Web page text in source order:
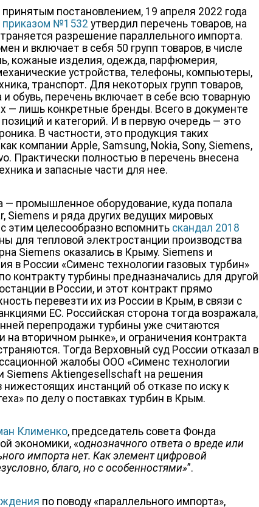
принятым постановлением, 19 апреля 2022 года
приказом №1532 утвердил перечень товаров, на
разрешение параллельного импорта.
и включает в себя 50 групп товаров, в числе
кожаные изделия, одежда, парфюмерия,
устройства, телефоны, компьютеры,
транспорт. Для некоторых групп товаров,
и обувь, перечень включает в себе всю товарную
— лишь конкретные бренды. Всего в документе
и категорий. И в первую очередь — это
В частности, это продукция таких
компании Apple, Samsung, Nokia, Sony, Siemens,
Практически полностью в перечень внесена
и запасные части для нее.
— промышленное оборудование, куда попала
Siemens и ряда других ведущих мировых
этим целесообразно вспомнить скандал 2018
для тепловой электростанции производства
Siemens оказались в Крыму. Siemens и
в России «Сименс технологии газовых турбин»
контракту турбины предназначались для другой
в России, и этот контракт прямо
перевезти их из России в Крым, в связи с
ЕС. Российская сторона тогда возражала,
перепродажи турбины уже считаются
на вторичном рынке», и ограничения контракта
Тогда Верховный суд России отказал в
жалобы ООО «Сименс технологии
Siemens Aktiengesellschaft на решения
нижестоящих инстанций об отказе по иску к
по делу о поставках турбин в Крым.
Клименко, председатель совета Фонда
экономики, «однозначного ответа о вреде или
импорта нет. Как элемент цифровой
благо, но с особенностями»”.
по поводу «параллельного импорта»,